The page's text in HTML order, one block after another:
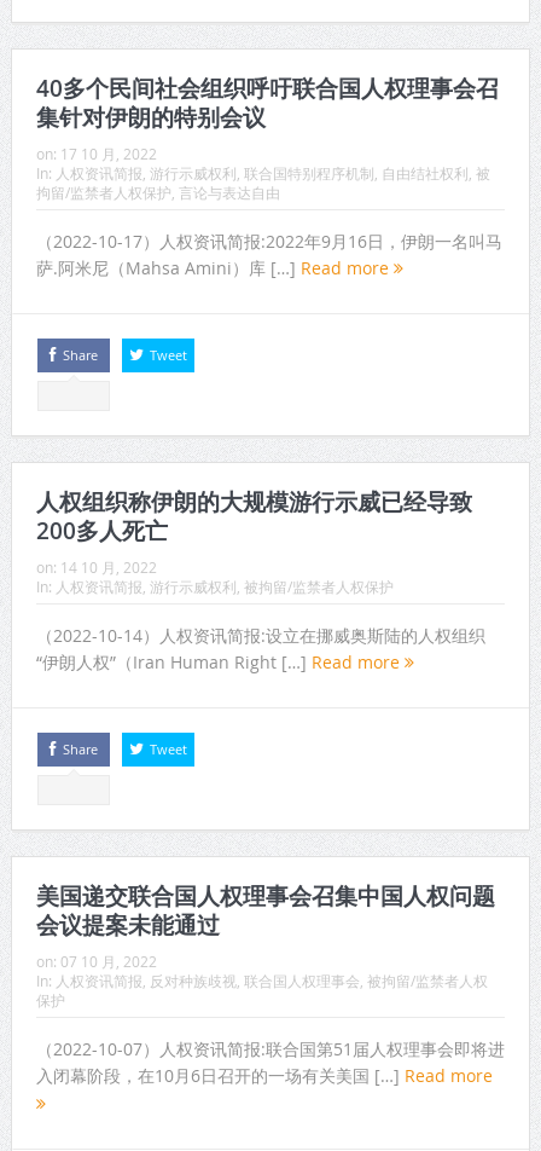
40多个民间社会组织呼吁联合国人权理事会召
集针对伊朗的特别会议
on: 17 10 月, 2022
In: 人权资讯简报 游行示威权利 联合国特别程序机制 自由结社权利 被
拘留/监禁者人权保护 言论与表达自由
（2022-10-17）人权资讯简报:2022年9月16日，伊朗一名叫马
萨.阿米尼（Mahsa Amini）库 […] Read more
Share Tweet
人权组织称伊朗的大规模游行示威已经导致
200多人死亡
on: 14 10 月, 2022
In: 人权资讯简报 游行示威权利 被拘留/监禁者人权保护
（2022-10-14）人权资讯简报:设立在挪威奥斯陆的人权组织
“伊朗人权”（Iran Human Right […] Read more
Share Tweet
美国递交联合国人权理事会召集中国人权问题
会议提案未能通过
on: 07 10 月, 2022
In: 人权资讯简报, 反对种族歧视, 联合国人权理事会, 被拘留/监禁者人权
保护
（2022-10-07）人权资讯简报:联合国第51届人权理事会即将进
入闭幕阶段，在10月6日召开的一场有关美国 […] Read more